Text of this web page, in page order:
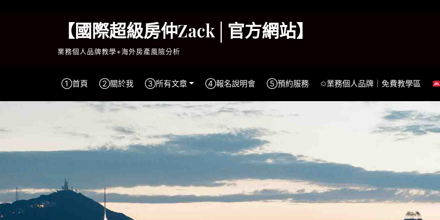
【國際超級房仲Zack│官方網站】
業務個人品牌教學+海外房產風險分析
①首頁 ②關於我 ③所有文章 ④報名說明會 ⑤預約服務 ✩業務個人品牌｜免費教學區